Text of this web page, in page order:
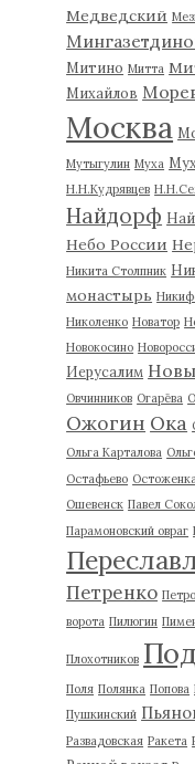
Медведский
Митино Митта
Михайлов
Москва
Мутыгулин Муха
Н.Н.Кудрявцев
Найдорф
Небо России
Никита Столпник
монастырь
Николенко Новатор
Новокосино
Иерусалим
Овчинников Огарёва
Ожогин Ока
Ольга Карталова
Остафьево Остоженка
Ошевенск Павел
Парамоновский овраг
Петренко
ворота Пилюгин
Плохотников
Поля Полянка Попова
Пушкинский
Развадовская Ракета